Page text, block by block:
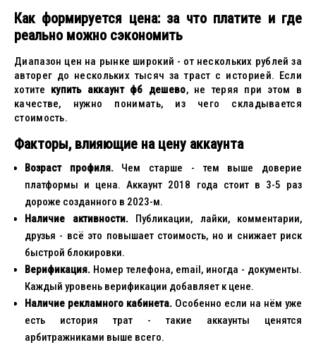
Как формируется цена: за что платите и где
реально можно сэкономить
Диапазон цен на рынке широкий - от нескольких рублей за
авторег до нескольких тысяч за траст с историей. Если
хотите купить аккаунт фб дешево, не теряя при этом в
качестве, нужно понимать, из чего складывается
стоимость.
Факторы, влияющие на цену аккаунта
Возраст профиля.Чем старше - тем выше доверие
платформы и цена. Аккаунт 2018 года стоит в 3-5 раз
дороже созданного в 2023-м.
Наличие активности.Публикации, лайки, комментарии,
друзья - всё это повышает стоимость, но и снижает риск
быстрой блокировки.
Верификация. Номер телефона, email, иногда - документы.
Каждый уровень верификации добавляет к цене.
Наличие рекламного кабинета. Особенно если на нём уже
есть история трат - такие аккаунты ценятся
арбитражниками выше всего.